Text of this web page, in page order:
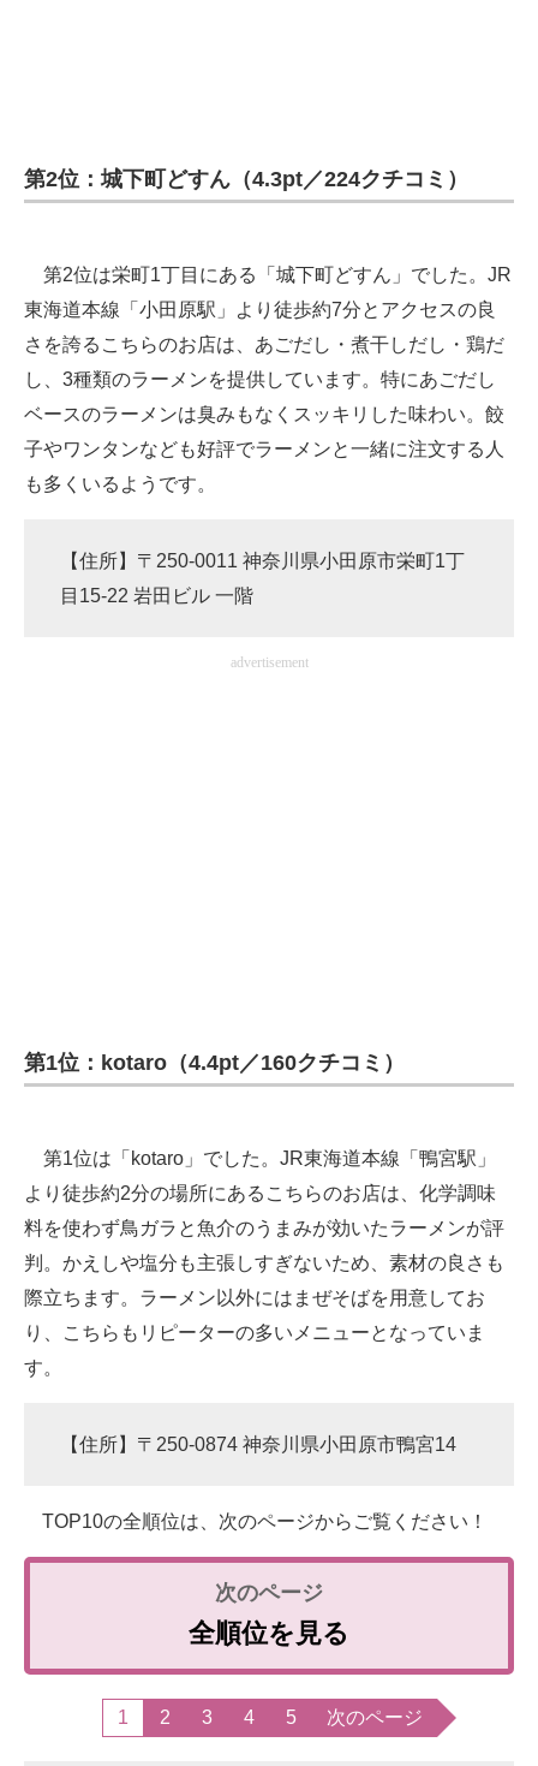
第2位：城下町どすん（4.3pt／224クチコミ）
第2位は栄町1丁目にある「城下町どすん」でした。JR
東海道本線「小田原駅」より徒歩約7分とアクセスの良
さを誇るこちらのお店は、あごだし・煮干しだし・鶏だ
し、3種類のラーメンを提供しています。特にあごだし
ベースのラーメンは臭みもなくスッキリした味わい。餃
子やワンタンなども好評でラーメンと一緒に注文する人
も多くいるようです。
【住所】〒250-0011 神奈川県小田原市栄町1丁
目15-22 岩田ビル 一階
advertisement
第1位：kotaro（4.4pt／160クチコミ）
第1位は「kotaro」でした。JR東海道本線「鴨宮駅」
より徒歩約2分の場所にあるこちらのお店は、化学調味
料を使わず鳥ガラと魚介のうまみが効いたラーメンが評
判。かえしや塩分も主張しすぎないため、素材の良さも
際立ちます。ラーメン以外にはまぜそばを用意してお
り、こちらもリピーターの多いメニューとなっていま
す。
【住所】〒250-0874 神奈川県小田原市鴨宮14
TOP10の全順位は、次のページからご覧ください！
全順位を見る
1 2 3 4 5 次のページ